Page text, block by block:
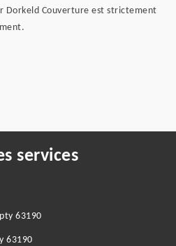
Couverture est strictement
services
63190
63190